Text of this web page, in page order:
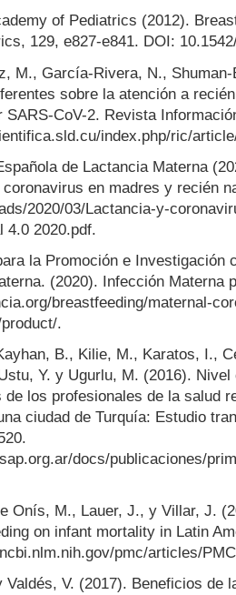
of Pediatrics (2012).
129, e827-e841. DOI:
M., García-Rivera, N.,
sobre la atención a
SARS-CoV-2. Revista
index.php/ric/
de Lactancia Materna
en madres y recién
2020/03/Lactancia-y-
4.0 2020.pdf.
la Promoción e Investigación
(2020). Infección Materna
breastfeeding/maternal-
.
B., Kilie, M., Karatos, I.,
Y. y Ugurlu, M. (2016).
de los profesionales de la salud
ciudad de Turquía: Estudio
docs/publicaciones/
Onís, M., Lauer, J., y Villar, J.
on infant mortality in Latin
pmc/articles/
Valdés, V. (2017). Beneficios de